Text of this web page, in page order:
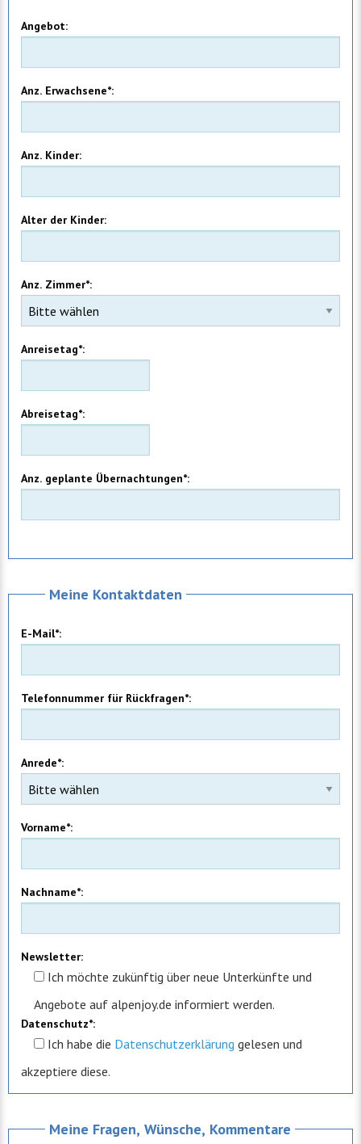
Angebot:
Anz. Erwachsene*:
Anz. Kinder:
Alter der Kinder:
Anz. Zimmer*:
Anreisetag*:
Abreisetag*:
Anz. geplante Übernachtungen*:
Meine Kontaktdaten
E-Mail*:
Telefonnummer für Rückfragen*:
Anrede*:
Vorname*:
Nachname*:
Newsletter:
Ich möchte zukünftig über neue Unterkünfte und
Angebote auf alpenjoy.de informiert werden.
Datenschutz*:
Ich habe die Datenschutzerklärung gelesen und
akzeptiere diese.
Meine Fragen, Wünsche, Kommentare